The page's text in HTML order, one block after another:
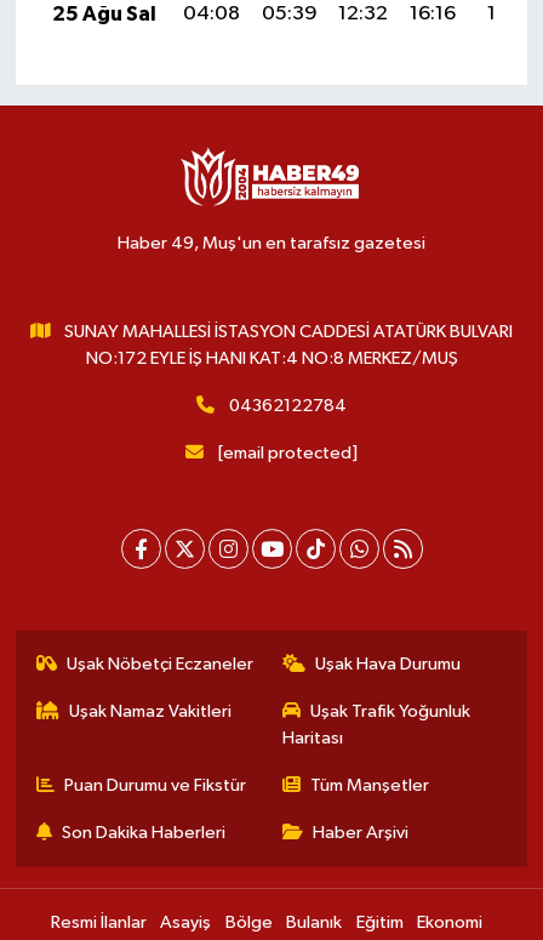
25 Ağu Sal
04:08 05:39 12:32 16:16 19:15
Haber 49, Muş'un en tarafsız gazetesi
SUNAY MAHALLESİ İSTASYON CADDESİ ATATÜRK BULVARI
NO:172 EYLE İŞ HANI KAT:4 NO:8 MERKEZ/MUŞ
04362122784
[email protected]
Uşak Nöbetçi Eczaneler Uşak Hava Durumu
Uşak Namaz Vakitleri
Uşak Trafik Yoğunluk
Haritası
Puan Durumu ve Fikstür Tüm Manşetler
Son Dakika Haberleri Haber Arşivi
Resmi İlanlar Asayiş Bölge Bulanık Eğitim Ekonomi